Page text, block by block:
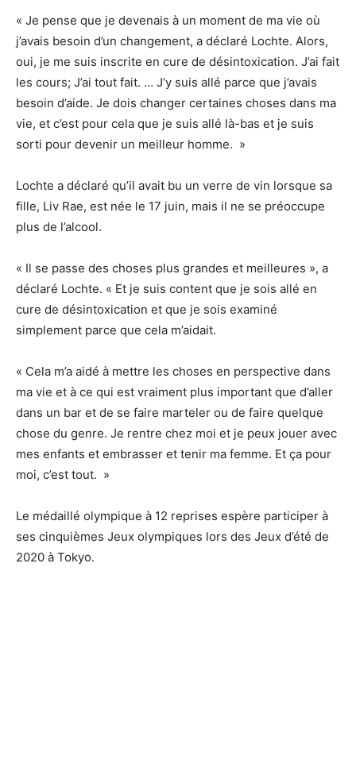
« Je pense que je devenais à un moment de ma vie où
j’avais besoin d’un changement, a déclaré Lochte. Alors,
oui, je me suis inscrite en cure de désintoxication. J’ai fait
les cours; J’ai tout fait. … J’y suis allé parce que j’avais
besoin d’aide. Je dois changer certaines choses dans ma
vie, et c’est pour cela que je suis allé là-bas et je suis
sorti pour devenir un meilleur homme. »
Lochte a déclaré qu’il avait bu un verre de vin lorsque sa
fille, Liv Rae, est née le 17 juin, mais il ne se préoccupe
plus de l’alcool.
« Il se passe des choses plus grandes et meilleures », a
déclaré Lochte. « Et je suis content que je sois allé en
cure de désintoxication et que je sois examiné
simplement parce que cela m’aidait.
« Cela m’a aidé à mettre les choses en perspective dans
ma vie et à ce qui est vraiment plus important que d’aller
dans un bar et de se faire marteler ou de faire quelque
chose du genre. Je rentre chez moi et je peux jouer avec
mes enfants et embrasser et tenir ma femme. Et ça pour
moi, c’est tout. »
Le médaillé olympique à 12 reprises espère participer à
ses cinquièmes Jeux olympiques lors des Jeux d’été de
2020 à Tokyo.